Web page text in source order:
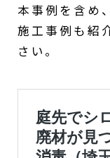
本事例を含め
施工事例も紹
さい。